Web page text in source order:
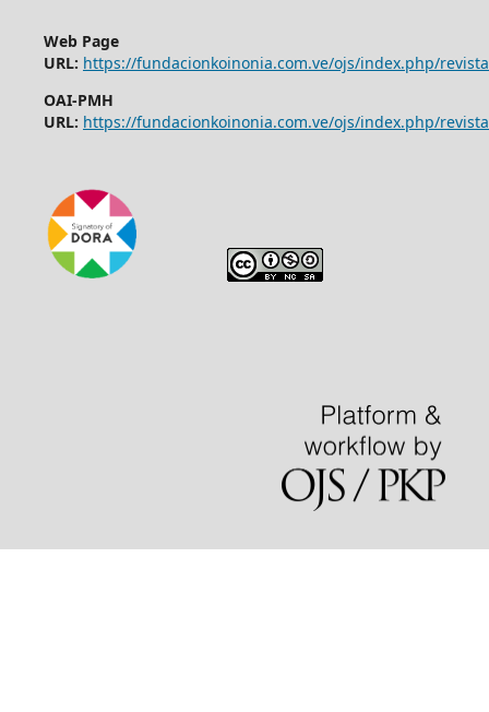
Web Page
URL: https://fundacionkoinonia.com.ve/ojs/index.php/
OAI-PMH
URL: https://fundacionkoinonia.com.ve/ojs/index.php/